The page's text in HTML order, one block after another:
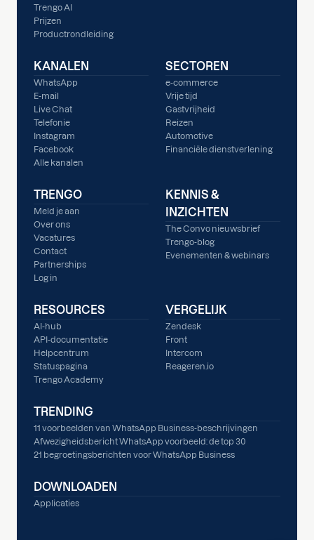
Trengo AI
Prijzen
Productrondleiding
KANALEN
WhatsApp
E-mail
Live Chat
Telefonie
Instagram
Facebook
Alle kanalen
SECTOREN
e-commerce
Vrije tijd
Gastvrijheid
Reizen
Automotive
Financiële dienstverlening
TRENGO
Meld je aan
Over ons
Vacatures
Contact
Partnerships
Log in
KENNIS &
INZICHTEN
The Convo nieuwsbrief
Trengo-blog
Evenementen & webinars
RESOURCES
AI-hub
API-documentatie
Helpcentrum
Statuspagina
Trengo Academy
VERGELIJK
Zendesk
Front
Intercom
Reageren.io
TRENDING
11 voorbeelden van WhatsApp Business-beschrijvingen
Afwezigheidsbericht WhatsApp voorbeeld: de top 30
21 begroetingsberichten voor WhatsApp Business
DOWNLOADEN
Applicaties